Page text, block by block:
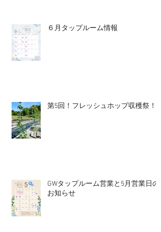
６月タップルーム情報
第5回！フレッシュホップ収穫祭！
GWタップルーム営業と5月営業日の
お知らせ